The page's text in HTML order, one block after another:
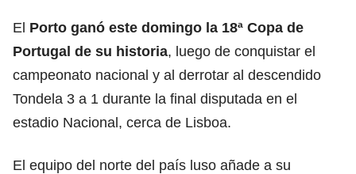
El Porto ganó este domingo la 18ª Copa de
Portugal de su historia, luego de conquistar el
campeonato nacional y al derrotar al descendido
Tondela 3 a 1 durante la final disputada en el
estadio Nacional, cerca de Lisboa.
El equipo del norte del país luso añade a su